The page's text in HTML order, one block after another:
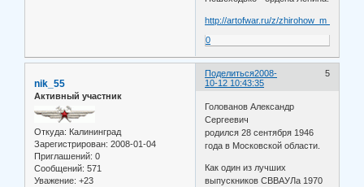
http://artofwar.ru/z/zhirohow_m_a/
0
Поделиться 5
2008-
10-12 10:43:35
nik_55
Активный участник
Откуда: Калининград
Зарегистрирован: 2008-01-04
Приглашений: 0
Сообщений: 571
Уважение: +23
Голованов Александр
Сергеевич
родился 28 сентября 1946
года в Московской области.
Как один из лучших
выпускников СВВАУЛа 1970